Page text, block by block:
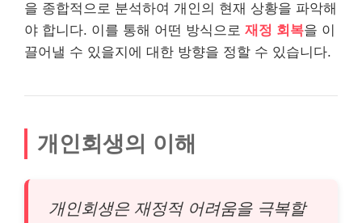
을 종합적으로 분석하여 개인의 현재 상황을 파악해
야 합니다. 이를 통해 어떤 방식으로 재정 회복을 이
끌어낼 수 있을지에 대한 방향을 정할 수 있습니다.
개인회생의 이해
개인회생은 재정적 어려움을 극복할